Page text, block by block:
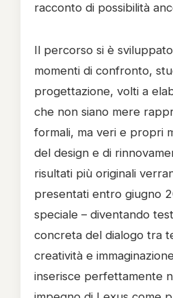
racconto di possibilità
Il percorso si è
momenti di confronto,
progettazione, volti a
che non siano mere
formali, ma veri e propri
del design e di
risultati più originali
presentati entro giugno
speciale – diventando
concreta del dialogo tra
creatività e
inserisce perfettamente